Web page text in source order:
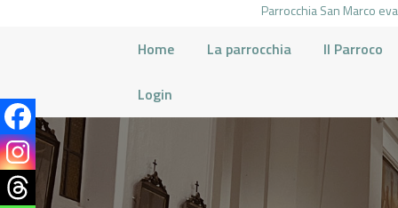
Parrocchia San Marco
Home La parrocchia Il Parroco
Login